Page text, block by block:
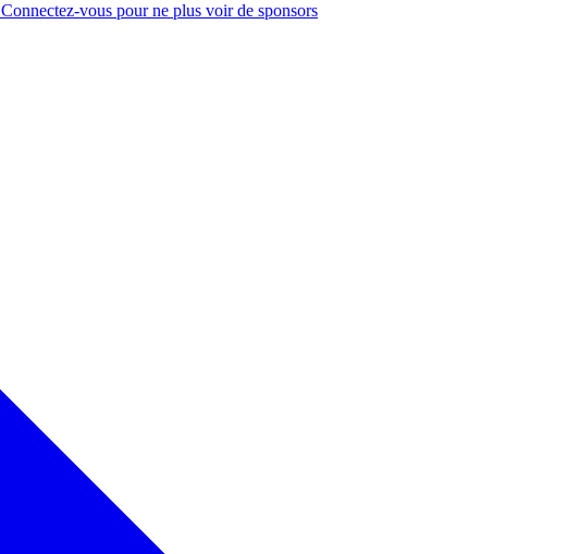
Connectez-vous pour ne plus voir de sponsors